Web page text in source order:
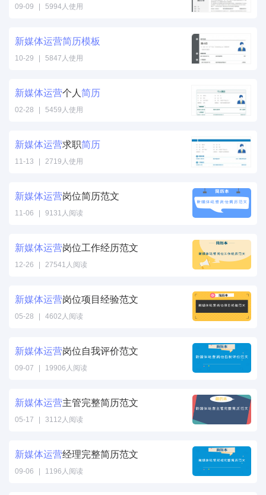
09-09 5994人使用
新媒体运营简历模板
10-29 5847人使用
新媒体运营个人 简历
02-28 5459人使用
新媒体运营求职简历
11-13 2719人使用
新媒体运营岗位简历范文
11-06 9131人阅读
新媒体运营岗位工作经历范文
12-26 27541人阅读
新媒体运营岗位项目经验范文
05-28 4602人阅读
新媒体运营岗位自我评价范文
09-07 19906人阅读
新媒体运营主管完整简历范文
05-17 3112人阅读
新媒体运营经理完整简历范文
09-06 1196人阅读